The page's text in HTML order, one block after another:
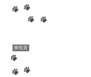
株投資